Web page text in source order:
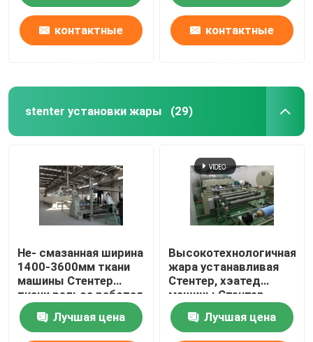
контактные контактные
stenter установки жары (29)
Не- смазанная ширина
1400-3600мм ткани
машины Стентер
ткани рельса работая
Лучшая цена
Высокотехнологичная
жара устанавливая
Стентер, хэатед
машины Стентер
ткани электрическое
Лучшая цена